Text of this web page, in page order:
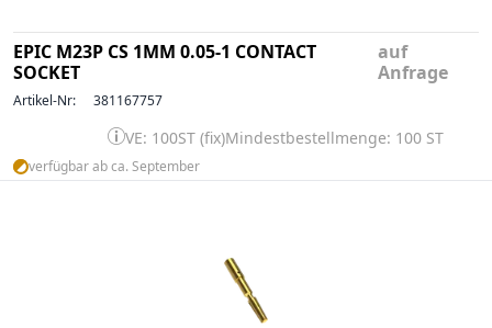
EPIC M23P CS 1MM 0.05-1 CONTACT
SOCKET
auf
Anfrage
Artikel-Nr: 381167757
VE: 100ST (fix)Mindestbestellmenge: 100 ST
verfügbar ab ca. September